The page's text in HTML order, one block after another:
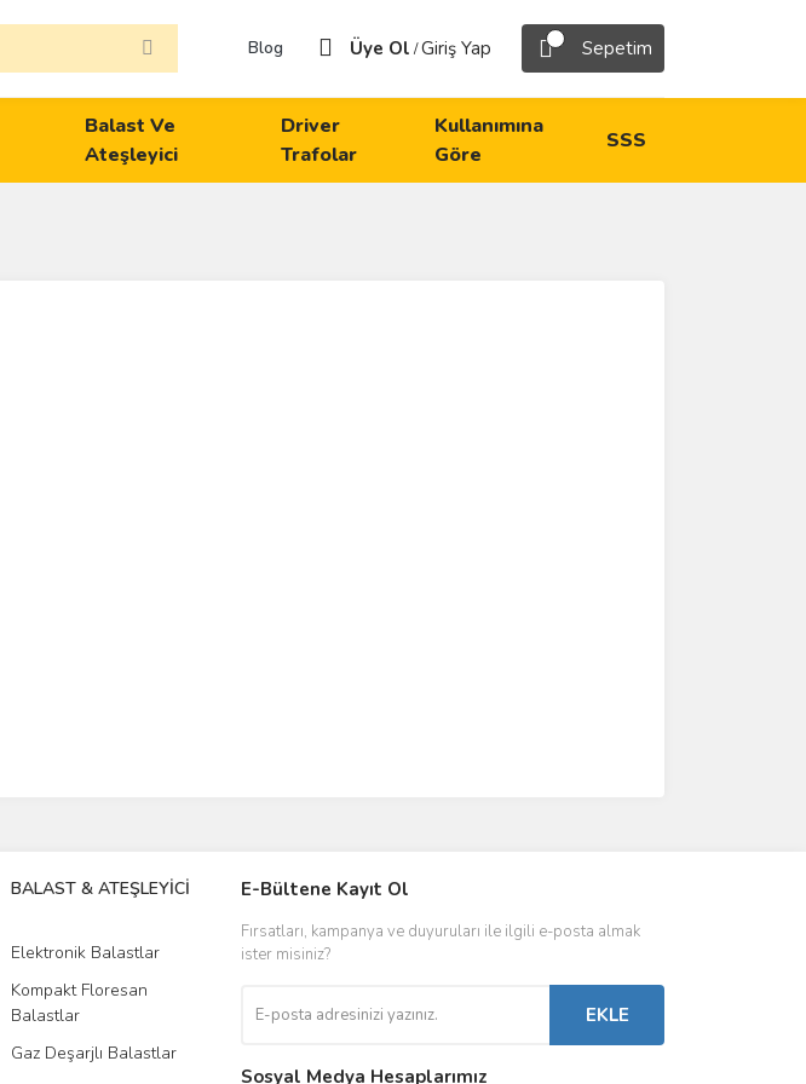
Blog Üye Ol /Giriş Yap Sepetim
Balast Ve
Ateşleyici
Driver
Trafolar
Kullanımına
Göre
SSS
BALAST & ATEŞLEYİCİ
Elektronik Balastlar
Kompakt Floresan
Balastlar
Gaz Deşarjlı Balastlar
DRIVER & TRAFO
Led Driverlar
Kontaktörler
Sigorta & Otomatlar
E-Bültene Kayıt Ol
Fırsatları, kampanya ve duyuruları ile ilgili e-posta almak
ister misiniz?
EKLE
Sosyal Medya Hesaplarımız